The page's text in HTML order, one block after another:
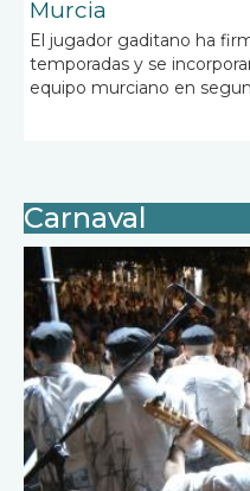
Murcia
El jugador gaditano ha
temporadas y se
equipo murciano en
Carnaval